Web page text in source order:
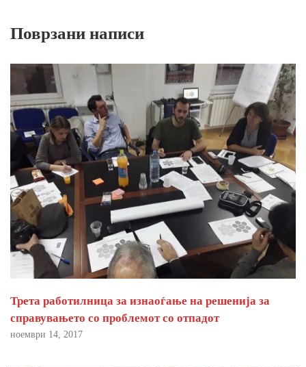
Поврзани написи
Трета работилница за изнаоѓање на решенија за
справувањето со проблемот со отпадот
ноември 14, 2017